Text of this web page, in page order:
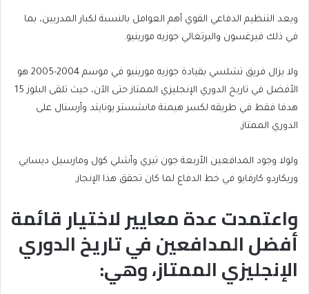
ويعد التنظيم الدفاعي القوي أهم العوامل بالنسبة لكبار المدربين، بما
في ذلك فيرغسون والبرتغالي جوزيه مورينيو.
ولا يزال فريق تشلسي بقيادة جوزيه مورينيو في موسم 2004-2005 هو
الأفضل في تاريخ الدوري الإنجليزي الممتاز حتى الآن، حيث تلقى البلوز 15
هدفا فقط في طريقه لكسر هيمنة مانشستر يونايتد وأرسنال على
الدوري الممتاز.
ولولا وجود المدافعين الأربعة جون تيري وأشلي كول ومارسيل ديسايي
وريكاردو كارفايو في خط الدفاع لما كان تحقق هذا الإنجاز.
واعتمدت عدة معايير لاختيار قائمة
أفضل المدافعين في تاريخ الدوري
الإنجليزي الممتاز، وهي: